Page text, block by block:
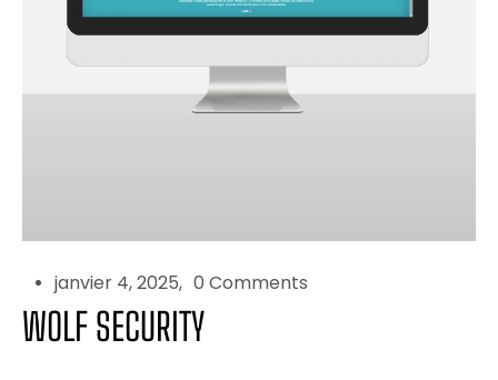
janvier 4, 2025 0 Comments
WOLF SECURITY